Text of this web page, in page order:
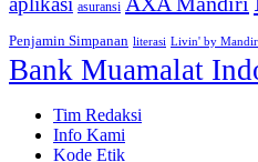
asuransi
Penjamin Simpanan literasi Livin' by
Bank Muamalat
Tim Redaksi
Info Kami
Kode Etik